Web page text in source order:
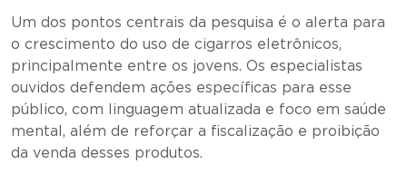
Um dos pontos centrais da pesquisa é o alerta para
o crescimento do uso de cigarros eletrônicos,
principalmente entre os jovens. Os especialistas
ouvidos defendem ações específicas para esse
público, com linguagem atualizada e foco em saúde
mental, além de reforçar a fiscalização e proibição
da venda desses produtos.